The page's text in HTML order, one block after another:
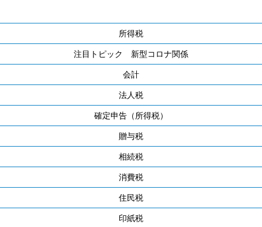
所得税
注目トピック 新型コロナ関係
会計
法人税
確定申告（所得税）
贈与税
相続税
消費税
住民税
印紙税